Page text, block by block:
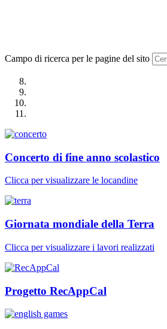
Campo di ricerca per le pagine del sito
Concerto di fine anno scolastico
Clicca per visualizzare le locandine
Giornata mondiale della Terra
Clicca per visualizzare i lavori realizzati
Progetto RecAppCal